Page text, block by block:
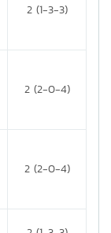
2 (1-3-3)
2 (2-0-4)
2 (2-0-4)